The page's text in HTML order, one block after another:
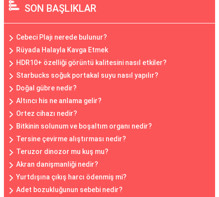
SON BAŞLIKLAR
Cebeci Plajı nerede bulunur?
Rüyada Halayla Kavga Etmek
HDR10+ özelliği görüntü kalitesini nasıl etkiler?
Starbucks soğuk portakal suyu nasıl yapılır?
Doğal gübre nedir?
Altıncı his ne anlama gelir?
Ortez cihazı nedir?
Bitkinin solunum ve boşaltım organı nedir?
Tersine çevirme alıştırması nedir?
Teruzor dinozor mu kuş mu?
Akran danişmanliği nedir?
Yurtdışına çıkış harcı ödenmiş mi?
Adet bozukluğunun sebebi nedir?